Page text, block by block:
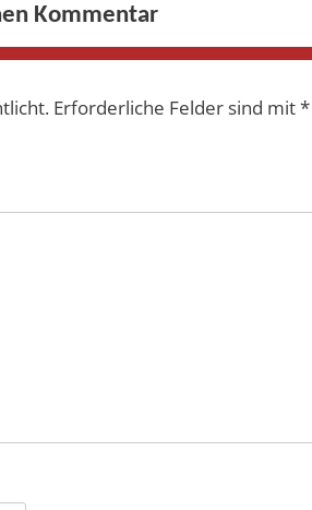
Kommentar
Erforderliche Felder sind mit*